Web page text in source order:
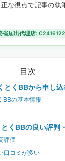
な視点で記事の執
省届出代理店: C2416122
目次
とくBBから申し
BBの基本情報
くBBの良い評判
評価
口コミが多い